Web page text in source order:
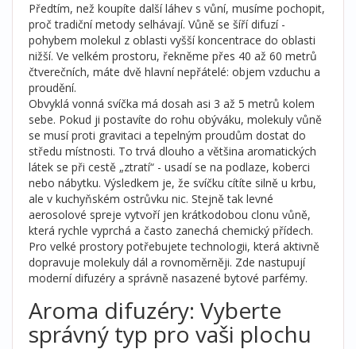
Předtím, než koupíte další láhev s vůní, musíme pochopit,
proč tradiční metody selhávají. Vůně se šíří difuzí -
pohybem molekul z oblasti vyšší koncentrace do oblasti
nižší. Ve velkém prostoru, řekněme přes 40 až 60 metrů
čtverečních, máte dvě hlavní nepřátelé: objem vzduchu a
proudění.
Obvyklá vonná svíčka má dosah asi 3 až 5 metrů kolem
sebe. Pokud ji postavíte do rohu obýváku, molekuly vůně
se musí proti gravitaci a tepelným proudům dostat do
středu místnosti. To trvá dlouho a většina aromatických
látek se při cestě „ztratí“ - usadí se na podlaze, koberci
nebo nábytku. Výsledkem je, že svíčku cítíte silně u krbu,
ale v kuchyňském ostrůvku nic. Stejně tak levné
aerosolové spreje vytvoří jen krátkodobou clonu vůně,
která rychle vyprchá a často zanechá chemický přídech.
Pro velké prostory potřebujete technologii, která aktivně
dopravuje molekuly dál a rovnoměrněji. Zde nastupují
moderní difuzéry a správně nasazené bytové parfémy.
Aroma difuzéry: Vyberte
správný typ pro vaši plochu